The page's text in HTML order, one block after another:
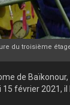
du troisième
de
février 2021,